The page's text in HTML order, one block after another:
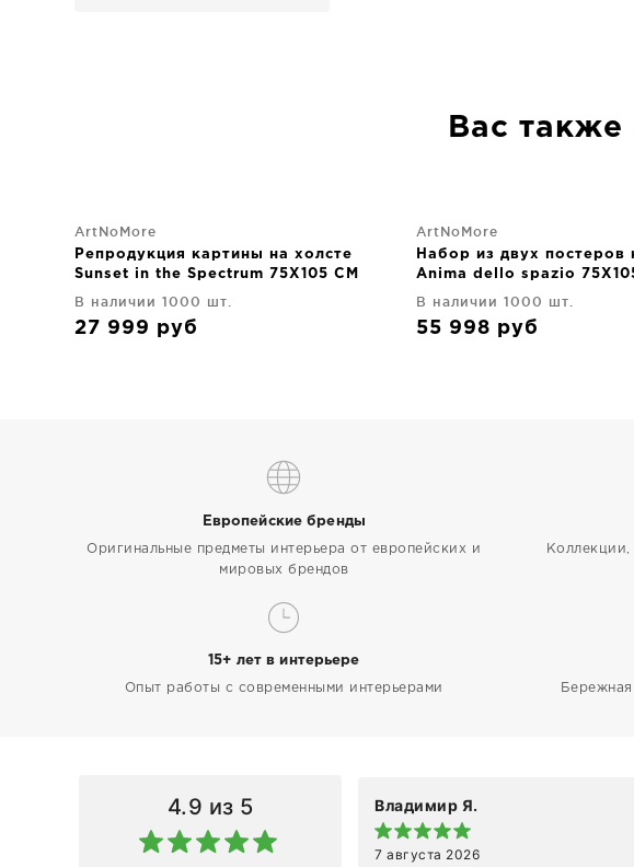
Вас также
ArtNoMore
Репродукция картины на холсте
Sunset in the Spectrum 75X105 CM
В наличии 1000 шт.
27 999 руб
ArtNoMore
Набор из двух постеров
Anima dello spazio
В наличии 1000 шт.
55 998 руб
Европейские бренды
Оригинальные предметы интерьера от европейских и
мировых брендов
Коллекции,
15+ лет в интерьере
Опыт работы с современными интерьерами
4.9 из 5 Владимир Я.
7 августа 2026